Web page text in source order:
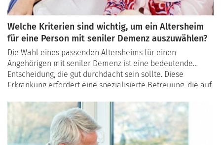
Welche Kriterien sind wichtig, um ein Altersheim
für eine Person mit seniler Demenz auszuwählen?
Die Wahl eines passenden Altersheims für einen
Angehörigen mit seniler Demenz ist eine bedeutende
Entscheidung, die gut durchdacht sein sollte. Diese
Erkrankung erfordert eine spezialisierte Betreuung, die auf
ist. In diesem Leitfaden zeigen wir Ihnen, welche Kriterien
Familien bei der Auswahl eines Altersheims
berücksichtigen sollten, um die beste Betreuung
sicherzustellen.